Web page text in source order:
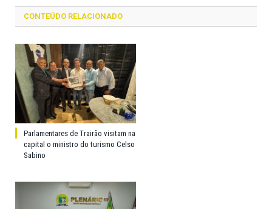
CONTEÚDO RELACIONADO
Parlamentares de Trairão visitam na
capital o ministro do turismo Celso
Sabino